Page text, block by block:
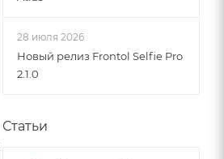
28 июля 2026
Новый релиз Frontol Selfie Pro
2.1.0
Статьи